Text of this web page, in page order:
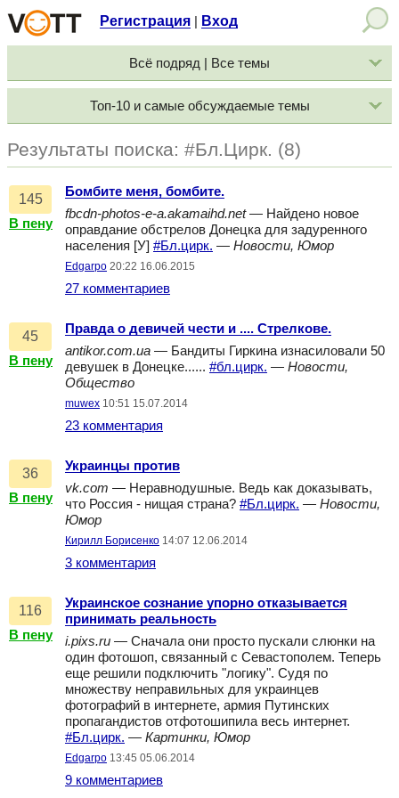
Регистрация Вход
Всё подряд | Все темы
Топ-10 и самые обсуждаемые темы
Результаты поиска: #Бл.Цирк. (8)
145
В пену
Бомбите меня, бомбите.
fbcdn-photos-e-a.akamaihd.net— Найдено новое
оправдание обстрелов Донецка для задуренного
населения [У] #Бл.цирк. — Новости, Юмор
Edgarpo 20:22 16.06.2015
27 комментариев
45
В пену
Правда о девичей чести и .... Стрелкове.
antikor.com.ua — Бандиты Гиркина изнасиловали 50
девушек в Донецке...... #бл.цирк. — Новости,
Общество
muwex 10:51 15.07.2014
23 комментария
36
В пену
Украинцы против
vk.com — Неравнодушные. Ведь как доказывать,
что Россия - нищая страна? #Бл.цирк. — Новости,
Юмор
Кирилл Борисенко 14:07 12.06.2014
3 комментария
116
В пену
Украинское сознание упорно отказывается
принимать реальность
i.pixs.ru — Сначала они просто пускали слюнки на
один фотошоп, связанный с Севастополем. Теперь
еще решили подключить "логику". Судя по
множеству неправильных для украинцев
фотографий в интернете, армия Путинских
пропагандистов отфотошипила весь интернет.
#Бл.цирк. — Картинки, Юмор
Edgarpo 13:45 05.06.2014
9 комментариев